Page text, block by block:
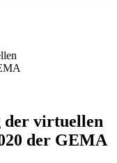
der virtuellen
der GEMA